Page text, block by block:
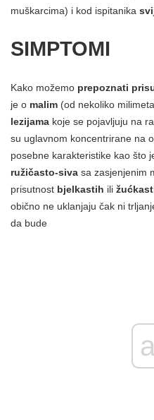
muškarcima) i kod ispitanika
SIMPTOMI
Kako možemo prepoznati
je o malim (od nekoliko
lezijama koje se pojavljuju na
su uglavnom koncentrirane na
posebne karakteristike kao što
ružičasto-siva sa zasjenjenim
prisutnost bjelkastih ili
obično ne uklanjaju čak ni
da bude